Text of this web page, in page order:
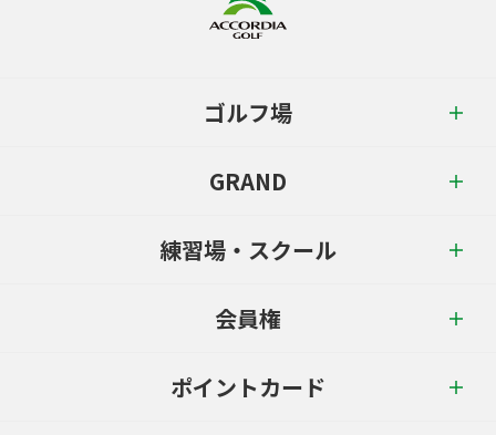
ゴルフ場
GRAND
練習場・スクール
会員権
ポイントカード